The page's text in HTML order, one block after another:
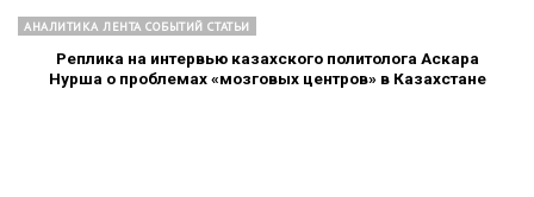
АНАЛИТИКА ЛЕНТА СОБЫТИЙ СТАТЬИ
Реплика на интервью казахского политолога Аскара
Нурша о проблемах «мозговых центров» в Казахстане